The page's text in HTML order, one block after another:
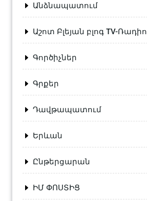
Անձնապատում
Աշոտ Բլեյան բլոգ TV-Ռադիո
Գործիչներ
Գրքեր
Դավթապատում
Երևան
Ընթերցարան
ԻՄ ՓՈՍՏԻՑ